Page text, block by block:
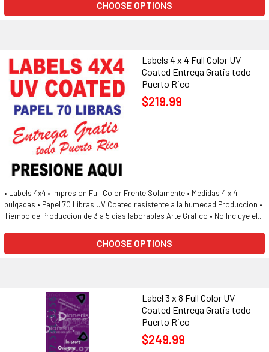
CHOOSE OPTIONS
Labels 4 x 4 Full Color UV
Coated Entrega Gratis todo
Puerto Rico
$219.99
• Labels 4x4 • Impresion Full Color Frente Solamente • Medidas 4 x 4
pulgadas • Papel 70 Libras UV Coated resistente a la humedad Produccion •
Tiempo de Produccion de 3 a 5 dias laborables Arte Grafico • No Incluye el...
CHOOSE OPTIONS
Label 3 x 8 Full Color UV
Coated Entrega Gratis todo
Puerto Rico
$249.99